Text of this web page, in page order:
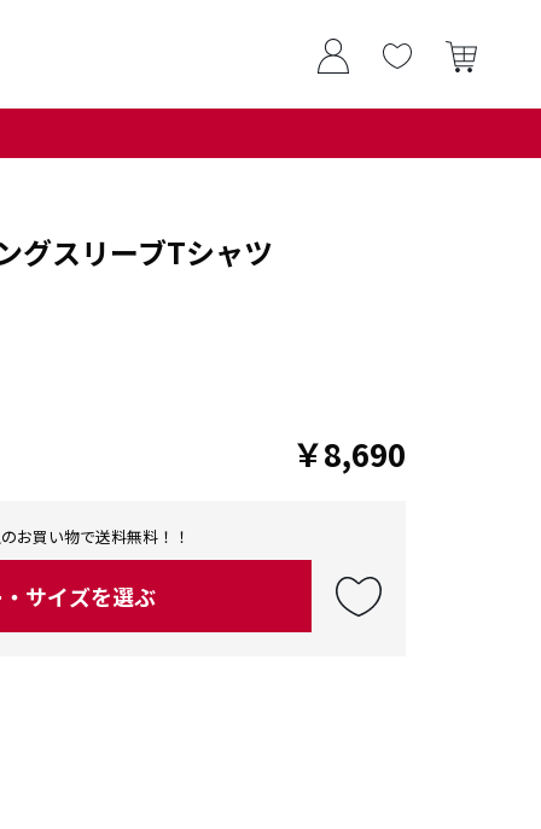
グスリーブTシャツ
￥8,690
お買い物で送料無料！！
サイズを選ぶ